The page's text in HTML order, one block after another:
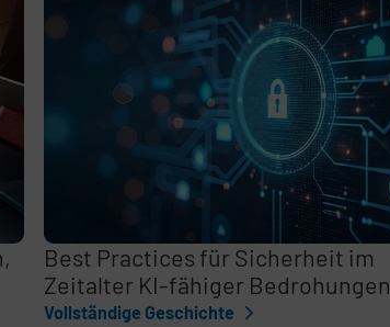
Best Practices für Sicherheit im
Zeitalter KI-fähiger Bedrohungen
Vollständige Geschichte